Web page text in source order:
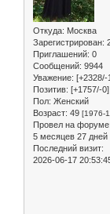
Откуда: Москва
Зарегистрирован:
Приглашений: 0
Сообщений: 9944
Уважение: [+2328/-
Позитив: [+1757/-0]
Пол: Женский
Возраст: 49 [1976-
Провел на форуме:
5 месяцев 27 дней
Последний визит:
2026-06-17